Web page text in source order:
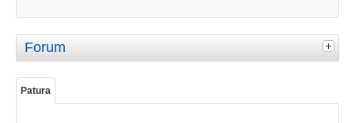
Forum
Patura